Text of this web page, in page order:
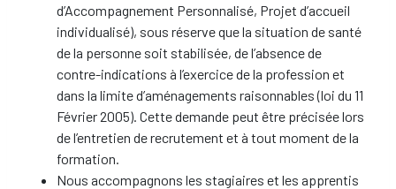
d’Accompagnement Personnalisé, Projet d’accueil
individualisé), sous réserve que la situation de santé
de la personne soit stabilisée, de l’absence de
contre-indications à l’exercice de la profession et
dans la limite d’aménagements raisonnables (loi du 11
Février 2005). Cette demande peut être précisée lors
de l’entretien de recrutement et à tout moment de la
formation.
Nous accompagnons les stagiaires et les apprentis